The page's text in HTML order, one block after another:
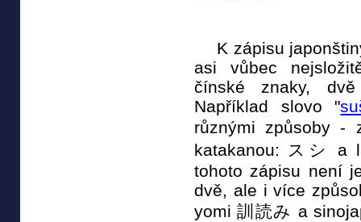
K zápisu
asi vůbec
čínské znaky,
Například slovo "
různými způsoby
katakanou: スシ a
tohoto zápisu není
dvě, ale i více
yomi 訓読み a